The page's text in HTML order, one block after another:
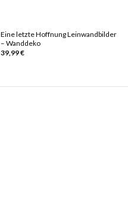
Eine letzte Hoffnung Leinwandbilder
– Wanddeko
39,99€